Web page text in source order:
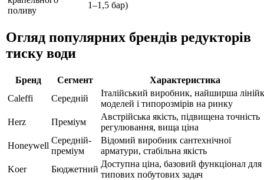
поливу
1–1,5 бар)
Огляд популярних брендів редукторів
тиску води
Бренд Сегмент
Характеристика
Caleffi
Середній
Італійський виробник, найширша
моделей і типорозмірів на ринку
Herz
Преміум
Австрійська якість, підвищена точність
регулювання, вища ціна
Honeywell
Середній-
преміум
Відомий виробник сантехнічної
арматури, стабільна якість
Koer
Бюджетний
Доступна ціна, базовий функціонал для
типових побутових задач